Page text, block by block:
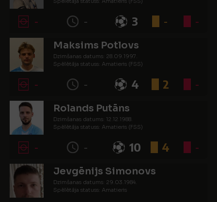
- - 3 - -
Maksims Potlovs
Dzimšanas datums: 28.09.1997.
Spēlētāja statuss: Amatieris (FSS)
- - 4 2 -
Rolands Putāns
Dzimšanas datums: 12.12.1988.
Spēlētāja statuss: Amatieris (FSS)
- - 10 4 -
Jevgēnijs Simonovs
Dzimšanas datums: 29.03.1984.
Spēlētāja statuss: Amatieris